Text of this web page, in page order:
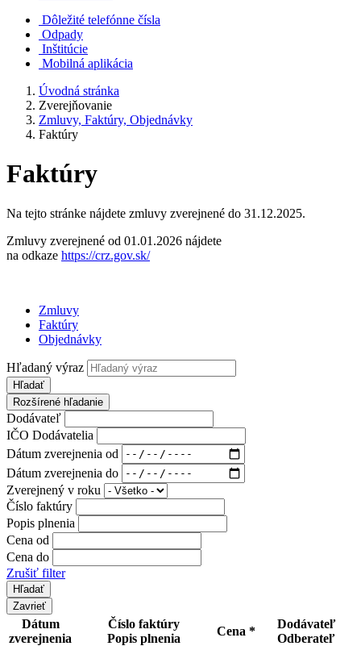
Dôležité telefónne čísla
Odpady
Inštitúcie
Mobilná aplikácia
Úvodná stránka
Zverejňovanie
Zmluvy, Faktúry, Objednávky
Faktúry
Faktúry
Na tejto stránke nájdete zmluvy zverejnené do 31.12.2025.
Zmluvy zverejnené od 01.01.2026 nájdete
na odkaze https://crz.gov.sk/
Zmluvy
Faktúry
Objednávky
Hľadaný výraz
Hľadať
Rozšírené hľadanie
Dodávateľ
IČO Dodávatelia
Dátum zverejnenia od
Dátum zverejnenia do
Zverejnený v roku
Číslo faktúry
Popis plnenia
Cena od
Cena do
Zrušiť filter
Zavrieť
Dátum
zverejnenia
Číslo faktúry
Popis plnenia
Cena *
Dodávateľ
Odberateľ